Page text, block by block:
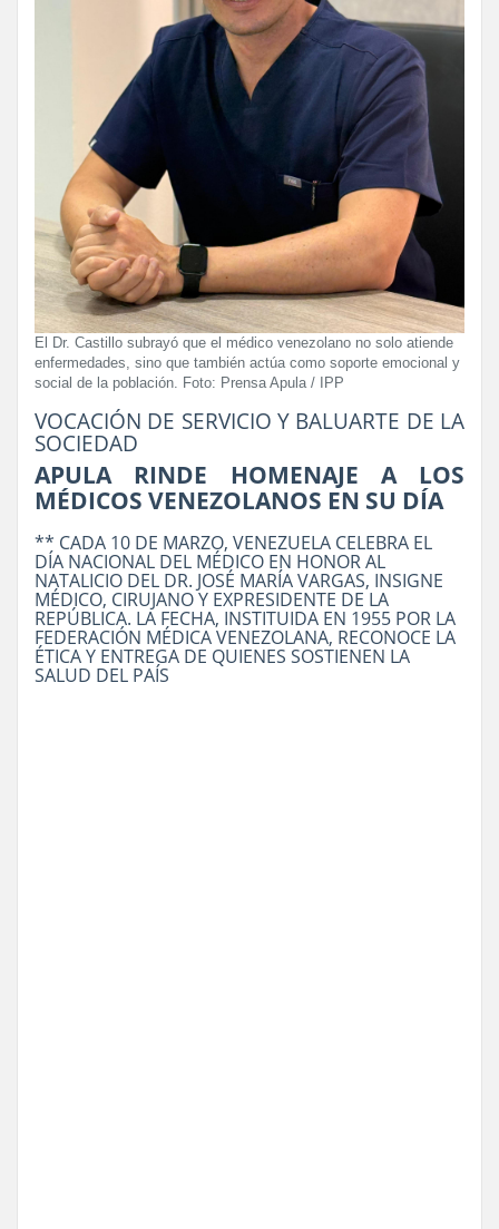
El Dr. Castillo subrayó que el médico venezolano no solo atiende
enfermedades, sino que también actúa como soporte emocional y
social de la población. Foto: Prensa Apula / IPP
VOCACIÓN DE SERVICIO Y BALUARTE DE LA
SOCIEDAD
APULA RINDE HOMENAJE A LOS
MÉDICOS VENEZOLANOS EN SU DÍA
** CADA 10 DE MARZO, VENEZUELA CELEBRA EL
DÍA NACIONAL DEL MÉDICO EN HONOR AL
NATALICIO DEL DR. JOSÉ MARÍA VARGAS, INSIGNE
MÉDICO, CIRUJANO Y EXPRESIDENTE DE LA
REPÚBLICA. LA FECHA, INSTITUIDA EN 1955 POR LA
FEDERACIÓN MÉDICA VENEZOLANA, RECONOCE LA
ÉTICA Y ENTREGA DE QUIENES SOSTIENEN LA
SALUD DEL PAÍS